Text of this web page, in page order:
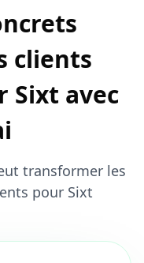
clients
Sixt avec
transformer les
pour Sixt